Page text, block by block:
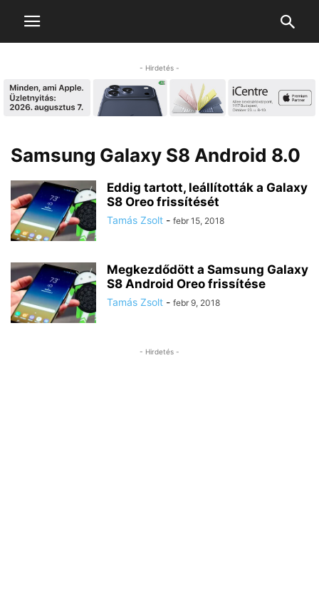
- Hirdetés -
Samsung Galaxy S8 Android 8.0
Eddig tartott, leállították a Galaxy
S8 Oreo frissítését
Tamás Zsolt - febr 15, 2018
Megkezdődött a Samsung Galaxy
S8 Android Oreo frissítése
Tamás Zsolt - febr 9, 2018
- Hirdetés -